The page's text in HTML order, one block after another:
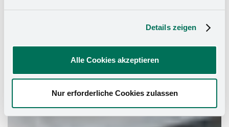
Details zeigen
Alle Cookies akzeptieren
Nur erforderliche Cookies zulassen